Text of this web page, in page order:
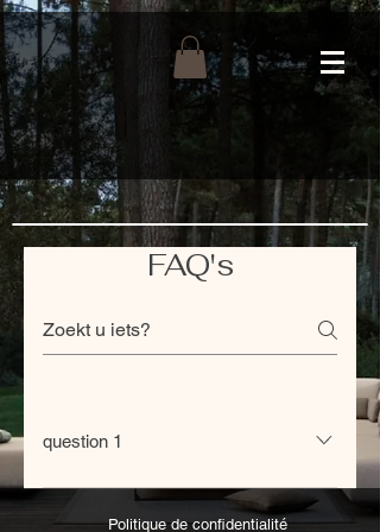
FAQ's
question 1
Entrez votre réponse ici
Politique de confidentialité